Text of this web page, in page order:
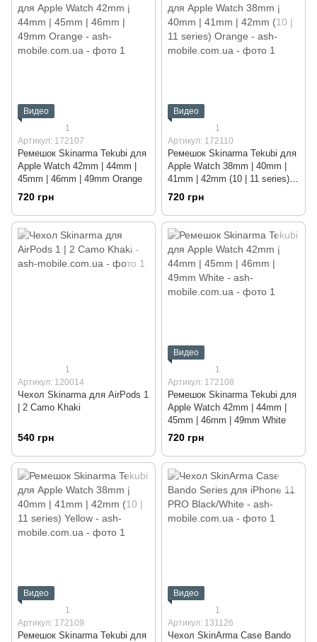
Видео
1
Артикул: 172107
Ремешок Skinarma Tekubi для
Apple Watch 42mm | 44mm |
45mm | 46mm | 49mm Orange
720 грн
Видео
1
Артикул: 172110
Ремешок Skinarma Tekubi для
Apple Watch 38mm | 40mm |
41mm | 42mm (10 | 11 series)
Orange
720 грн
1
Артикул: 120014
Чехол Skinarma для AirPods 1
| 2 Camo Khaki
540 грн
Видео
1
Артикул: 172108
Ремешок Skinarma Tekubi для
Apple Watch 42mm | 44mm |
45mm | 46mm | 49mm White
720 грн
Видео
1
Артикул: 172109
Ремешок Skinarma Tekubi для
Видео
1
Артикул: 131126
Чехол SkinArma Case Bando